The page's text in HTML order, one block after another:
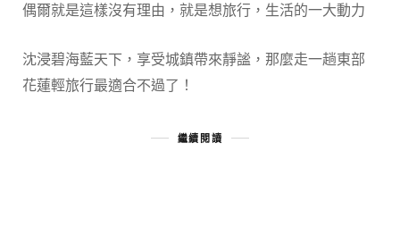
偶爾就是這樣沒有理由，就是想旅行，生活的一大動力
沈浸碧海藍天下，享受城鎮帶來靜謐，那麼走一趟東部
花蓮輕旅行最適合不過了！
繼續閱讀